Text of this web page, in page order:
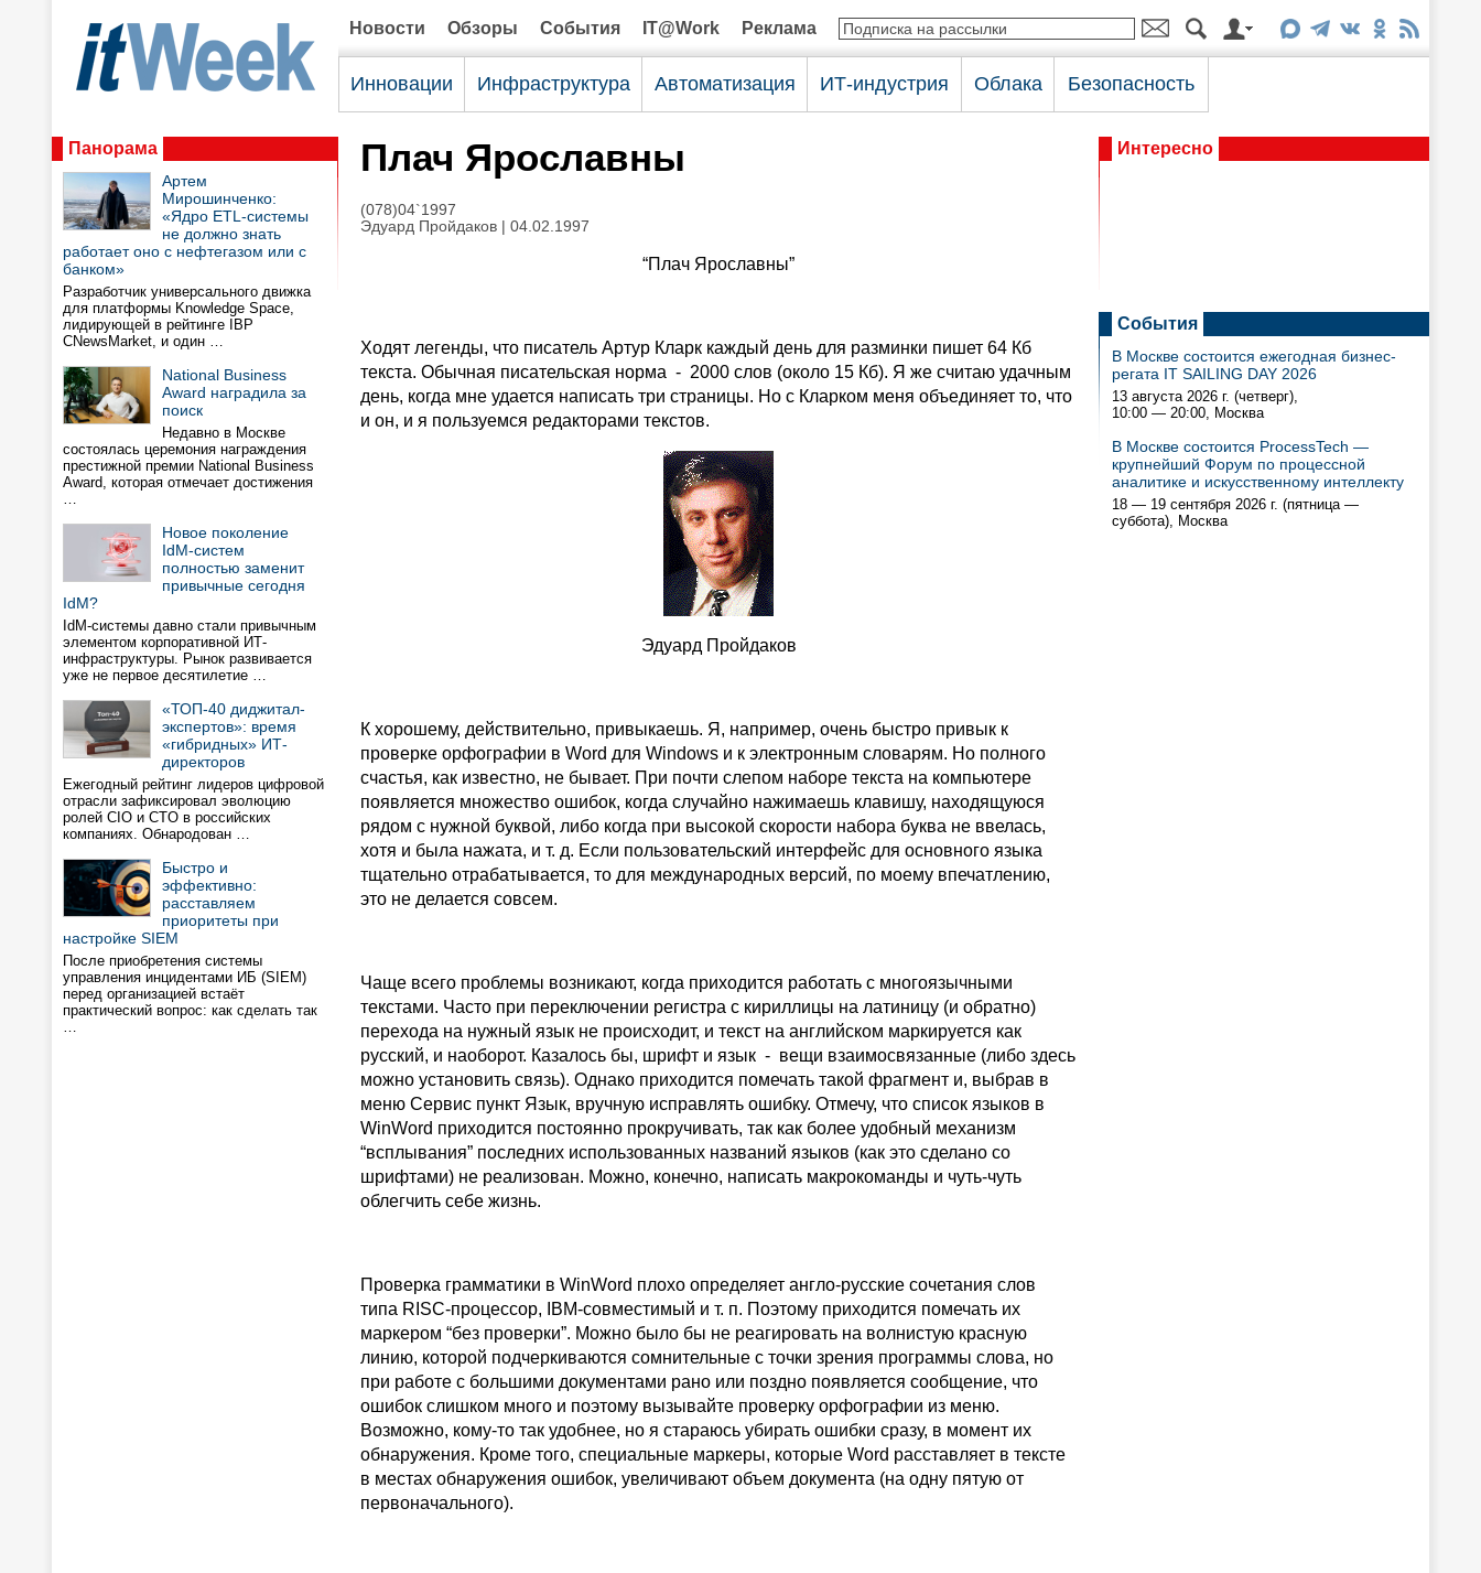
Новости Обзоры События IT@Work Реклама
Инновации Инфраструктура Автоматизация ИТ-индустрия Облака Безопасность
Панорама
Артем
Мирошинченко:
«Ядро ETL-системы
не должно знать
работает оно с нефтегазом или с
банком»
Разработчик универсального движка
для платформы Knowledge Space,
лидирующей в рейтинге IBP
CNewsMarket, и один …
National Business
Award наградила за
поиск
Недавно в Москве
состоялась церемония награждения
престижной премии National Business
Award, которая отмечает достижения
…
Новое поколение
IdM-систем
полностью заменит
привычные сегодня
IdM?
IdM-системы давно стали привычным
элементом корпоративной ИТ-
инфраструктуры. Рынок развивается
уже не первое десятилетие …
«ТОП-40 диджитал-
экспертов»: время
«гибридных» ИТ-
директоров
Ежегодный рейтинг лидеров цифровой
отрасли зафиксировал эволюцию
ролей CIO и CTO в российских
компаниях. Обнародован …
Быстро и
эффективно:
расставляем
приоритеты при
настройке SIEM
После приобретения системы
управления инцидентами ИБ (SIEM)
перед организацией встаёт
практический вопрос: как сделать так
…
Плач Ярославны
(078)04`1997
Эдуард Пройдаков | 04.02.1997
“Плач Ярославны”
Ходят легенды, что писатель Артур Кларк каждый день для разминки пишет 64 Кб
текста. Обычная писательская норма - 2000 слов (около 15 Кб). Я же считаю удачным
день, когда мне удается написать три страницы. Но с Кларком меня объединяет то, что
и он, и я пользуемся редакторами текстов.
Эдуард Пройдаков
К хорошему, действительно, привыкаешь. Я, например, очень быстро привык к
проверке орфографии в Word для Windows и к электронным словарям. Но полного
счастья, как известно, не бывает. При почти слепом наборе текста на компьютере
появляется множество ошибок, когда случайно нажимаешь клавишу, находящуюся
рядом с нужной буквой, либо когда при высокой скорости набора буква не ввелась,
хотя и была нажата, и т. д. Если пользовательский интерфейс для основного языка
тщательно отрабатывается, то для международных версий, по моему впечатлению,
это не делается совсем.
Чаще всего проблемы возникают, когда приходится работать с многоязычными
текстами. Часто при переключении регистра с кириллицы на латиницу (и обратно)
перехода на нужный язык не происходит, и текст на английском маркируется как
русский, и наоборот. Казалось бы, шрифт и язык - вещи взаимосвязанные (либо здесь
можно установить связь). Однако приходится помечать такой фрагмент и, выбрав в
меню Сервис пункт Язык, вручную исправлять ошибку. Отмечу, что список языков в
WinWord приходится постоянно прокручивать, так как более удобный механизм
“всплывания” последних использованных названий языков (как это сделано со
шрифтами) не реализован. Можно, конечно, написать макрокоманды и чуть-чуть
облегчить себе жизнь.
Проверка грамматики в WinWord плохо определяет англо-русские сочетания слов
типа RISC-процессор, IBM-совместимый и т. п. Поэтому приходится помечать их
маркером “без проверки”. Можно было бы не реагировать на волнистую красную
линию, которой подчеркиваются сомнительные с точки зрения программы слова, но
при работе с большими документами рано или поздно появляется сообщение, что
ошибок слишком много и поэтому вызывайте проверку орфографии из меню.
Возможно, кому-то так удобнее, но я стараюсь убирать ошибки сразу, в момент их
обнаружения. Кроме того, специальные маркеры, которые Word расставляет в тексте
в местах обнаружения ошибок, увеличивают объем документа (на одну пятую от
первоначального).
Интересно
События
В Москве состоится ежегодная бизнес-
регата IT SAILING DAY 2026
13 августа 2026 г. (четверг),
10:00 — 20:00, Москва
В Москве состоится ProcessTech —
крупнейший Форум по процессной
аналитике и искусственному интеллекту
18 — 19 сентября 2026 г. (пятница —
суббота), Москва